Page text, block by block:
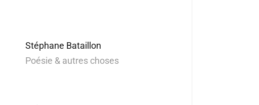
Stéphane Bataillon
Poésie & autres choses